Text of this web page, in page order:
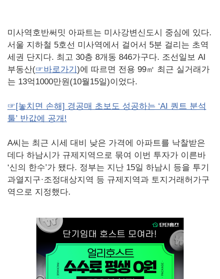
미사역호반써밋 아파트는 미사강변신도시 중심에 있다.
서울 지하철 5호선 미사역에서 걸어서 5분 걸리는 초역
세권 단지다. 최고 30층 8개동 846가구다. 조선일보 AI
부동산(☞바로가기)에 따르면 전용 99㎡ 최근 실거래가
는 13억1000만원(10월15일)이었다.
☞[놓치면 손해] 경공매 초보도 성공하는 ‘AI 퀀트 분석
툴’ 반값에 공개!
A씨는 최근 시세 대비 낮은 가격에 아파트를 낙찰받은
데다 하남시가 규제지역으로 묶여 이번 투자가 이른바
‘신의 한수’가 됐다. 정부는 지난 15일 하남시 등을 투기
과열지구·조정대상지역 등 규제지역과 토지거래허가구
역으로 지정했다.